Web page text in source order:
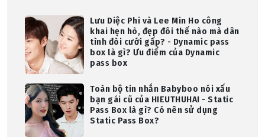
Lưu Diệc Phi và Lee Min Ho công
khai hẹn hò, đẹp đôi thế nào mà dân
tình đòi cưới gấp? - Dynamic pass
box là gì? Ưu điểm của Dynamic
pass box
Toàn bộ tin nhắn Babyboo nói xấu
bạn gái cũ của HIEUTHUHAI - Static
Pass Box là gì? Có nên sử dụng
Static Pass Box?